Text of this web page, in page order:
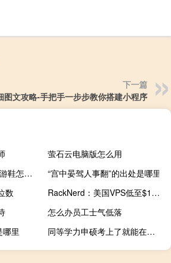
下一篇
文攻略-手把手一步步教你搭建小程序
萤石云电脑版怎么用
书白代网刷 网状白旅游鞋怎么刷才能白(如何刷带网的白鞋)
“宫中晏驾人事翻”的出处是哪里
数
RackNerd：美国VPS低至$10.18/年，便宜VPS，美国洛杉矶/圣何塞等8个可选机房
怎么办员工士气低落
哪里
同等学力申硕考上了就能在毕业拿学位证吗